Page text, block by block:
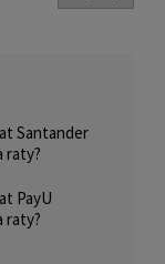
Santander
raty?
PayU
raty?